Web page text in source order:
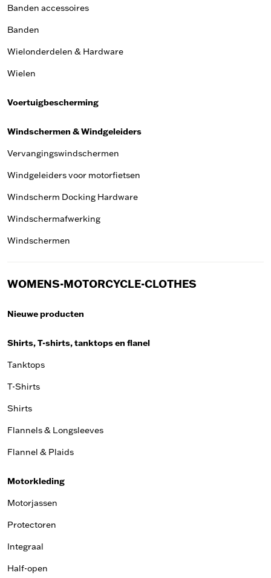
Banden accessoires
Banden
Wielonderdelen & Hardware
Wielen
Voertuigbescherming
Windschermen & Windgeleiders
Vervangingswindschermen
Windgeleiders voor motorfietsen
Windscherm Docking Hardware
Windschermafwerking
Windschermen
WOMENS-MOTORCYCLE-CLOTHES
Nieuwe producten
Shirts, T-shirts, tanktops en flanel
Tanktops
T-Shirts
Shirts
Flannels & Longsleeves
Flannel & Plaids
Motorkleding
Motorjassen
Protectoren
Integraal
Half-open